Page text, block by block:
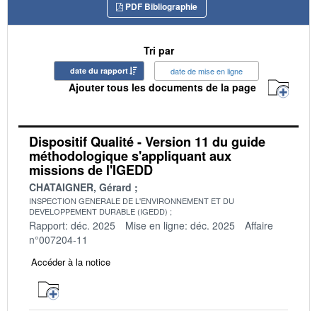
PDF Bibliographie
Tri par
date du rapport date de mise en ligne
Ajouter tous les documents de la page
Dispositif Qualité - Version 11 du guide
méthodologique s'appliquant aux
missions de l'IGEDD
CHATAIGNER, Gérard
INSPECTION GENERALE DE L'ENVIRONNEMENT ET DU
DEVELOPPEMENT DURABLE (IGEDD)
Rapport: déc. 2025 Mise en ligne: déc. 2025
Affaire
n°007204-11
Accéder à la notice